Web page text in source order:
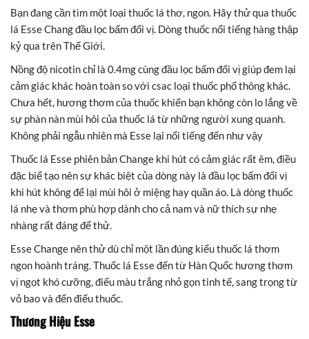
Bạn đang cần tìm một loại thuốc lá thơ, ngon. Hãy thử qua thuốc
lá Esse Chang đầu lọc bấm đổi vị. Dòng thuốc nổi tiếng hàng thập
kỷ qua trên Thế Giới.
Nồng độ nicotin chỉ là 0.4mg cùng đầu lọc bấm đổi vị giúp đem lại
cảm giác khác hoàn toàn so với csac loại thuốc phổ thông khác.
Chưa hết, hương thơm của thuốc khiến bạn không còn lo lắng về
sự phàn nàn mùi hôi của thuốc lá từ những người xung quanh.
Không phải ngẫu nhiên mà Esse lại nổi tiếng đến như vậy
Thuốc lá Esse phiên bản Change khi hút có cảm giác rất êm, điều
đặc biể tạo nên sự khác biệt của dòng này là đầu lọc bấm đổi vị
khi hút không để lại mùi hôi ở miệng hay quần áo. Là dòng thuốc
lá nhẹ và thơm phù hợp dành cho cả nam và nữ thích sự nhẹ
nhàng rất đáng để thử.
Esse Change nên thử dù chỉ một lần đúng kiểu thuốc lá thơm
ngon hoành tráng. Thuốc lá Esse đến từ Hàn Quốc hương thơm
vị ngọt khó cưỡng, điếu màu trắng nhỏ gọn tinh tế, sang trọng từ
vỏ bao và đến điếu thuốc.
Thương Hiệu Esse